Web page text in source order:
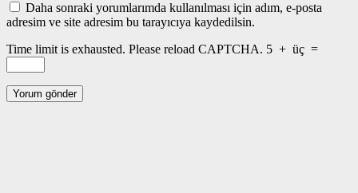
Daha sonraki yorumlarımda kullanılması için adım, e-posta
adresim ve site adresim bu tarayıcıya kaydedilsin.
Time limit is exhausted. Please reload CAPTCHA. 5 + üç =